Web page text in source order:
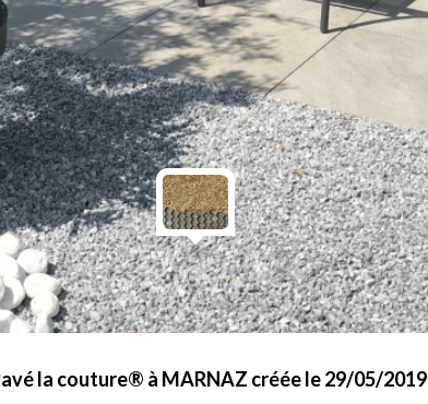
la couture® à MARNAZ créée le 29/05/2019